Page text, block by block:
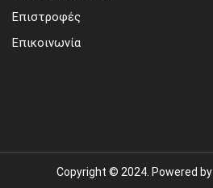
Επιστροφές
Επικοινωνία
Copyright © 2024. Powered by